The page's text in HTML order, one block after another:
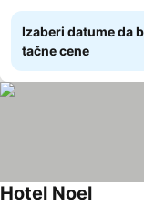
Izaberi datume da
tačne cene
Hotel Noel